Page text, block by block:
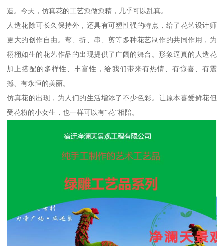
造。今天，仿真花的工艺愈做愈精，几乎可以乱真。
人造花除可长久保持外，还具有可塑性强的特点，给了花艺设计师
更大的创作自由。弯、折、串、剪等多种花艺制作的共同作用，为
栩栩如生的花艺作品的出现提供了广阔的舞台。形象逼真的人造花
加上搭配的多样性、丰富性，给我们带来有热情、有惊喜、有震
撼、有永恒的美丽。
仿真花的出现，为人们的生活增添了不少色彩。让原本喜爱鲜花但
受花粉的小女生，也一样可以有“花”相陪。